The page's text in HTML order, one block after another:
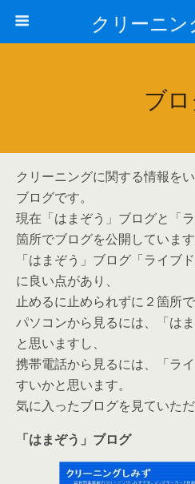
クリーニ
ブ
クリーニングに関する情報を
ブログです。
現在「はまぞう」ブログと「
箇所でブログを公開しています
「はまぞう」ブログ「ライブ
に良い点があり、
止めるに止められずに２箇所で
パソコンから見るには、「は
と思いますし、
携帯電話から見るには、「ラ
すいかと思います。
気に入ったブログを見ていただ
「はまぞう」ブログ